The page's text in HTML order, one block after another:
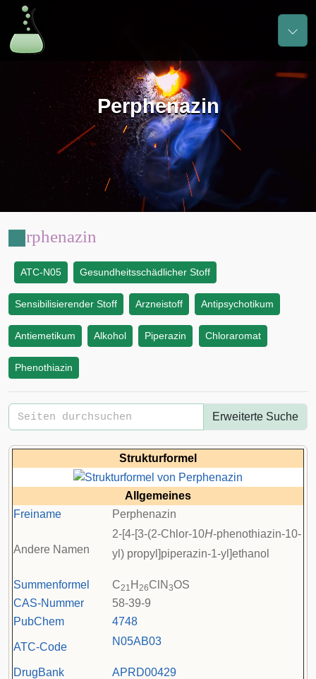
Perphenazin
Perphenazin
ATC-N05 Gesundheitsschädlicher Stoff
Sensibilisierender Stoff Arzneistoff Antipsychotikum
Antiemetikum Alkohol Piperazin Chloraromat
Phenothiazin
Erweiterte Suche
Strukturformel
Allgemeines
Freiname
Perphenazin
Andere Namen
2-[4-[3-(2-Chlor-10H-phenothiazin-10-
yl) propyl]piperazin-1-yl]ethanol
Summenformel C21 H 26ClN 3OS
CAS-Nummer
58-39-9
PubChem
4748
ATC-Code N05AB03
DrugBank APRD00429